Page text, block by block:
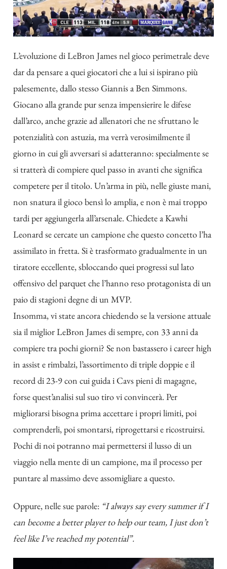
L’evoluzione di LeBron James nel gioco perimetrale deve
dar da pensare a quei giocatori che a lui si ispirano più
palesemente, dallo stesso Giannis a Ben Simmons.
Giocano alla grande pur senza impensierire le difese
dall’arco, anche grazie ad allenatori che ne sfruttano le
potenzialità con astuzia, ma verrà verosimilmente il
giorno in cui gli avversari si adatteranno: specialmente se
si tratterà di compiere quel passo in avanti che significa
competere per il titolo. Un’arma in più, nelle giuste mani,
non snatura il gioco bensì lo amplia, e non è mai troppo
tardi per aggiungerla all’arsenale. Chiedete a Kawhi
Leonard se cercate un campione che questo concetto l’ha
assimilato in fretta. Si è trasformato gradualmente in un
tiratore eccellente, sbloccando quei progressi sul lato
offensivo del parquet che l’hanno reso protagonista di un
paio di stagioni degne di un MVP.
Insomma, vi state ancora chiedendo se la versione attuale
sia il miglior LeBron James di sempre, con 33 anni da
compiere tra pochi giorni? Se non bastassero i career high
in assist e rimbalzi, l’assortimento di triple doppie e il
record di 23-9 con cui guida i Cavs pieni di magagne,
forse quest’analisi sul suo tiro vi convincerà. Per
migliorarsi bisogna prima accettare i propri limiti, poi
comprenderli, poi smontarsi, riprogettarsi e ricostruirsi.
Pochi di noi potranno mai permettersi il lusso di un
viaggio nella mente di un campione, ma il processo per
puntare al massimo deve assomigliare a questo.
Oppure, nelle sue parole: “I always say every summer if I
can become a better player to help our team, I just don’t
feel like I’ve reached my potential”.